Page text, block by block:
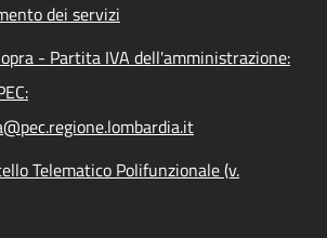
dei servizi
- Partita IVA dell'amministrazione:
Telematico Polifunzionale (v.